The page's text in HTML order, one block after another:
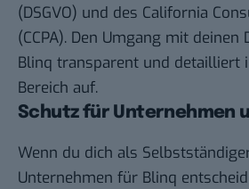
(DSGVO) und des California
(CCPA). Den Umgang mit
Blinq transparent und detailliert
Bereich auf.
Schutz für Unternehmen
Wenn du dich als
Unternehmen für Blinq